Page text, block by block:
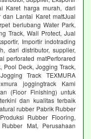
Karet harga murah, dari
Lantai Karet mattJual
berlubang Water Park,
Track, Wall Protect, Jual
Importir indotrading
dari distributor, supplier,
perforated matPerforared
Pool Deck, Jogging Track,
Track TEXMURA
joggingtrack Kami
(Floor Finishing) untuk
dan kualitas terbaik
rubber Pabrik Rubber
Rubber Flooring,
Mat, Perusahaan